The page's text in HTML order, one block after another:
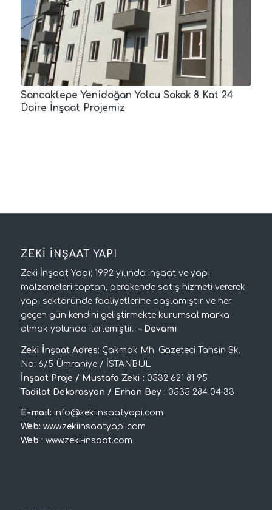
Sancaktepe Yenidoğan Yolcu Sokak 8 Kat 24
Daire İnşaat Projemiz
ZEKİ İNŞAAT YAPI
Zeki İnşaat Yapı; 1992 yılında inşaat ve yapı
malzemeleri toptan, perakende satış hizmeti vererek
yapı sektöründe faaliyetlerine başlamıştır ve her
geçen gün kendini geliştirmekte kurumsal marka
olmak yolunda ilerlemiştir.– Devamı
Zeki İnşaat Adres: Çakmak Mh. Gazeteci Tahsin Sk.
No: 6/5 Ümraniye / İSTANBUL
İnşaat Proje / Mustafa Zeki : 0532 621 81 95
Tadilat Dekorasyon / Erhan Bey : 0535 284 04 33
E-mail: info@zekiinsaatyapi.com
Web: www.zekiinsaatyapi.com
Web : www.zeki-insaat.com